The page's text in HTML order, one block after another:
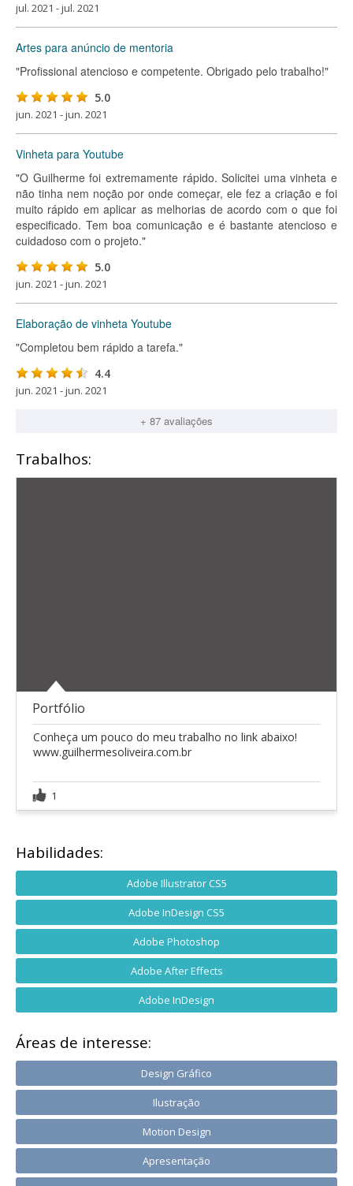
jul. 2021 - jul. 2021
Artes para anúncio de mentoria
"Profissional atencioso e competente. Obrigado pelo trabalho!"
5.0
jun. 2021 - jun. 2021
Vinheta para Youtube
"O Guilherme foi extremamente rápido. Solicitei uma vinheta e
não tinha nem noção por onde começar, ele fez a criação e foi
muito rápido em aplicar as melhorias de acordo com o que foi
especificado. Tem boa comunicação e é bastante atencioso e
cuidadoso com o projeto."
5.0
jun. 2021 - jun. 2021
Elaboração de vinheta Youtube
"Completou bem rápido a tarefa."
4.4
jun. 2021 - jun. 2021
+ 87 avaliações
Trabalhos:
Portfólio
Conheça um pouco do meu trabalho no link abaixo!
www.guilhermesoliveira.com.br
1
Habilidades:
Adobe Illustrator CS5
Adobe InDesign CS5
Adobe Photoshop
Adobe After Effects
Adobe InDesign
Áreas de interesse:
Design Gráfico
Ilustração
Motion Design
Apresentação